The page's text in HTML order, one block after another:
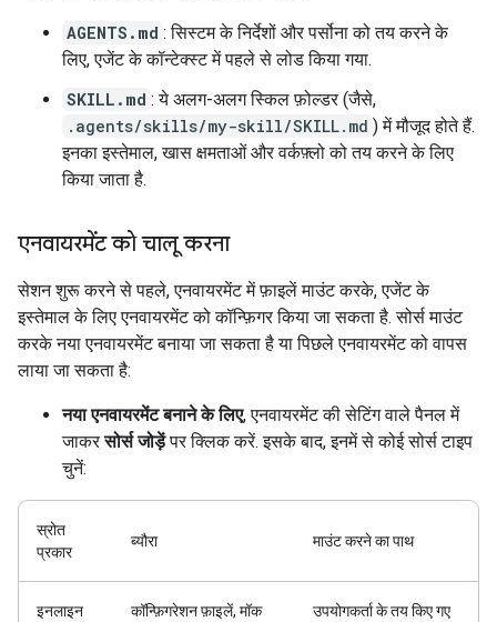
AGENTS.md : सिस्टम के निर्देशों और पर्सोना को तय करने के
लिए, एजेंट के कॉन्टेक्स्ट में पहले से लोड किया गया.
SKILL.md : ये अलग-अलग स्किल फ़ोल्डर (जैसे,
.agents/skills/my-skill/SKILL.md ) में मौजूद होते हैं.
इनका इस्तेमाल, खास क्षमताओं और वर्कफ़्लो को तय करने के लिए
किया जाता है.
एनवायरमेंट को चालू करना
सेशन शुरू करने से पहले, एनवायरमेंट में फ़ाइलें माउंट करके, एजेंट के
इस्तेमाल के लिए एनवायरमेंट को कॉन्फ़िगर किया जा सकता है. सोर्स माउंट
करके नया एनवायरमेंट बनाया जा सकता है या पिछले एनवायरमेंट को वापस
लाया जा सकता है:
नया एनवायरमेंट बनाने के लिए, एनवायरमेंट की सेटिंग वाले पैनल में
जाकरसोर्स जोड़ेंपर क्लिक करें. इसके बाद, इनमें से कोई सोर्स टाइप
चुनें:
स्रोत
प्रकार
ब्यौरा माउंट करने का पाथ
इनलाइन
कॉन्फ़िगरेशन फ़ाइलें, मॉक
उपयोगकर्ता के तय किए गए